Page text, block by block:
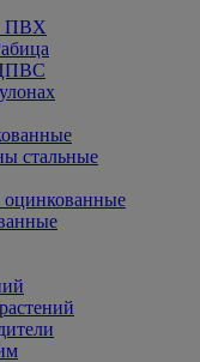
ПВХ
стальные
оцинкованные